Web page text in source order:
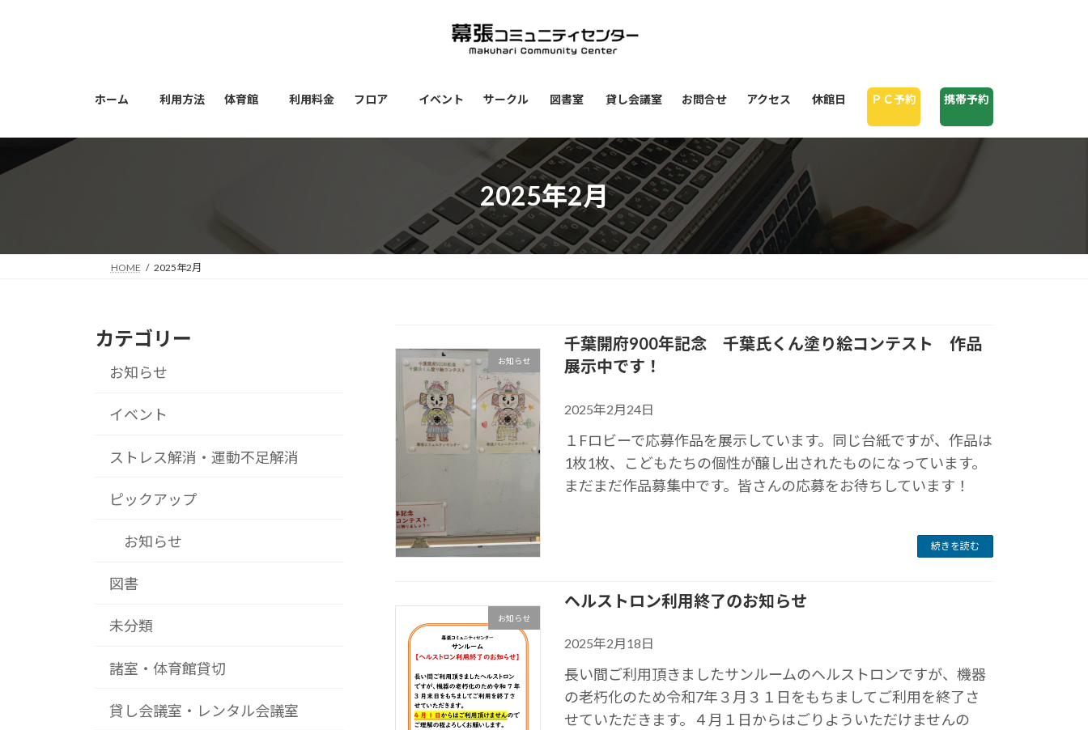
ホーム 利用方法 体育館 利用料金 フロア イベント サークル 図書室 貸し会議室 お問合せ アクセス 休館日 ＰＣ予約 携帯予約
2025年2月
HOME 2025年2月
お知らせ
千葉開府900年記念 千葉氏くん塗り絵コンテスト 作品
展示中です！
2025年2月24日
１Fロビーで応募作品を展示しています。同じ台紙ですが、作品は
1枚1枚、こどもたちの個性が醸し出されたものになっています。
まだまだ作品募集中です。皆さんの応募をお待ちしています！
続きを読む
お知らせ
ヘルストロン利用終了のお知らせ
2025年2月18日
長い間ご利用頂きましたサンルームのヘルストロンですが、機器
の老朽化のため令和7年３月３１日をもちましてご利用を終了さ
せていただきます。４月１日からはごりよういただけませんの
カテゴリー
お知らせ
イベント
ストレス解消・運動不足解消
ピックアップ
お知らせ
図書
未分類
諸室・体育館貸切
貸し会議室・レンタル会議室